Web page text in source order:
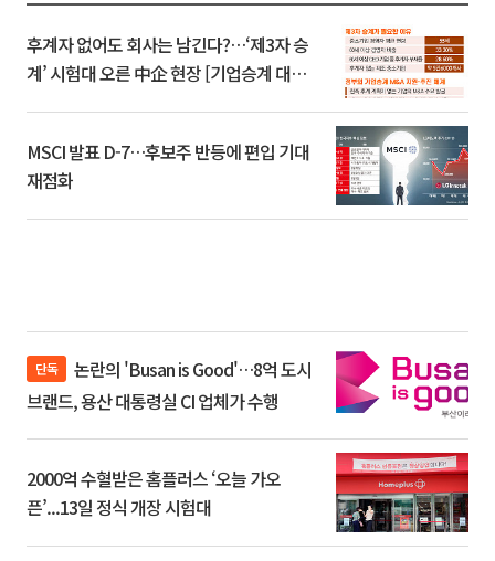
후계자 없어도 회사는 남긴다?…‘제3자 승
계’ 시험대 오른 中企 현장 [기업승계 대전
MSCI 발표 D-7…후보주 반등에 편입 기대
재점화
단독
브랜드, 용산 대통령실 CI 업체가 수행
2000억 수혈받은 홈플러스 ‘오늘 가오
픈’...13일 정식 개장 시험대